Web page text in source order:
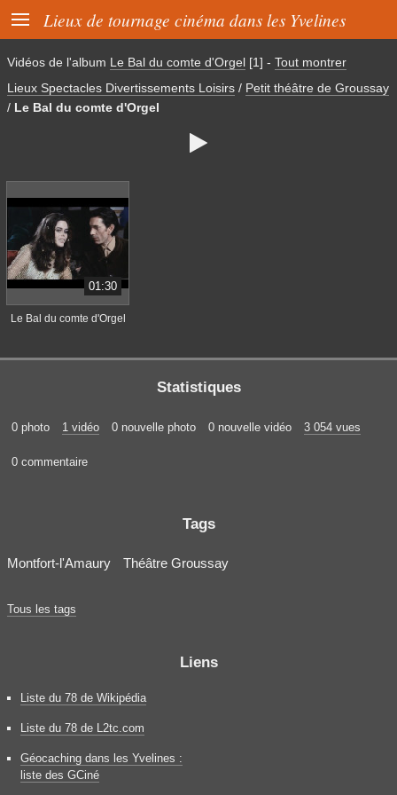
 Lieux de tournage cinéma dans les Yvelines
Vidéos de l'album Le Bal du comte d'Orgel [1] - Tout montrer
Lieux Spectacles Divertissements Loisirs / Petit théâtre de Groussay
/ Le Bal du comte d'Orgel

01:30
Le Bal du comte d'Orgel
Statistiques
0 photo 1 vidéo 0 nouvelle photo 0 nouvelle vidéo 3 054 vues
0 commentaire
Tags
Montfort-l'Amaury Théâtre Groussay
Tous les tags
Liens
Liste du 78 de Wikipédia
Liste du 78 de L2tc.com
Géocaching dans les Yvelines :
liste des GCiné